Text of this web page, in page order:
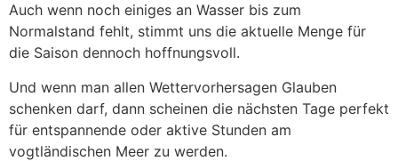
Auch wenn noch einiges an Wasser bis zum
Normalstand fehlt, stimmt uns die aktuelle Menge für
die Saison dennoch hoffnungsvoll.
Und wenn man allen Wettervorhersagen Glauben
schenken darf, dann scheinen die nächsten Tage perfekt
für entspannende oder aktive Stunden am
vogtländischen Meer zu werden.